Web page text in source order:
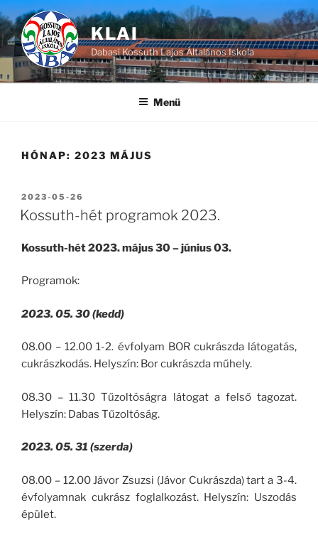
Tartalomhoz
KLAI
Dabasi Kossuth Lajos Általános Iskola
Menü
HÓNAP: 2023 MÁJUS
BEKÜLDVE:
2023-05-26
Kossuth-hét programok 2023.
Kossuth-hét 2023. május 30 – június 03.
Programok:
2023. 05. 30 (kedd)
08.00 – 12.00 1-2. évfolyam BOR cukrászda látogatás,
cukrászkodás. Helyszín: Bor cukrászda műhely.
08.30 – 11.30 Tűzoltóságra látogat a felső tagozat.
Helyszín: Dabas Tűzoltóság.
2023. 05. 31 (szerda)
08.00 – 12.00 Jávor Zsuzsi (Jávor Cukrászda) tart a 3-4.
évfolyamnak cukrász foglalkozást. Helyszín: Uszodás
épület.